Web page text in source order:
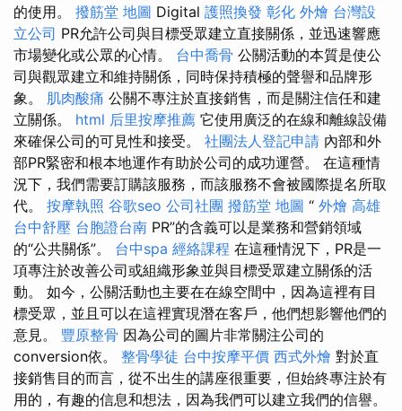
的使用。 撥筋堂 地圖 Digital 護照換發 彰化 外燴 台灣設
立公司 PR允許公司與目標受眾建立直接關係，並迅速響應
市場變化或公眾的心情。 台中喬骨 公關活動的本質是使公
司與觀眾建立和維持關係，同時保持積極的聲譽和品牌形
象。 肌肉酸痛 公關不專注於直接銷售，而是關注信任和建
立關係。 html 后里按摩推薦 它使用廣泛的在線和離線設備
來確保公司的可見性和接受。 社團法人登記申請 內部和外
部PR緊密和根本地運作有助於公司的成功運營。 在這種情
況下，我們需要訂購該服務，而該服務不會被國際提名所取
代。 按摩執照 谷歌seo 公司社團 撥筋堂 地圖 “ 外燴 高雄
台中舒壓 台胞證台南 PR”的含義可以是業務和營銷領域
的“公共關係”。 台中spa 經絡課程 在這種情況下，PR是一
項專注於改善公司或組織形象並與目標受眾建立關係的活
動。 如今，公關活動也主要在在線空間中，因為這裡有目
標受眾，並且可以在這裡實現潛在客戶，他們想影響他們的
意見。 豐原整骨 因為公司的圖片非常關注公司的
conversion依。 整骨學徒 台中按摩平價 西式外燴 對於直
接銷售目的而言，從不出生的講座很重要，但始終專注於有
用的，有趣的信息和想法，因為我們可以建立我們的信譽。